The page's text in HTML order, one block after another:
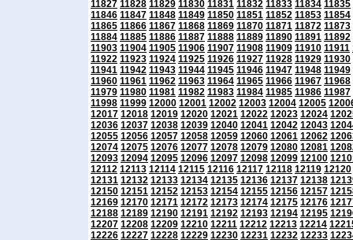
11827 11828 11829 11830 11831 11832 11833 11834 11835
11846 11847 11848 11849 11850 11851 11852 11853 11854
11865 11866 11867 11868 11869 11870 11871 11872 11873
11884 11885 11886 11887 11888 11889 11890 11891 11892
11903 11904 11905 11906 11907 11908 11909 11910 11911
11922 11923 11924 11925 11926 11927 11928 11929 11930
11941 11942 11943 11944 11945 11946 11947 11948 11949
11960 11961 11962 11963 11964 11965 11966 11967 11968
11979 11980 11981 11982 11983 11984 11985 11986 11987
11998 11999 12000 12001 12002 12003 12004 12005
12017 12018 12019 12020 12021 12022 12023 12024
12036 12037 12038 12039 12040 12041 12042 12043
12055 12056 12057 12058 12059 12060 12061 12062
12074 12075 12076 12077 12078 12079 12080 12081
12093 12094 12095 12096 12097 12098 12099 12100
12112 12113 12114 12115 12116 12117 12118 12119 12120
12131 12132 12133 12134 12135 12136 12137 12138
12150 12151 12152 12153 12154 12155 12156 12157
12169 12170 12171 12172 12173 12174 12175 12176
12188 12189 12190 12191 12192 12193 12194 12195
12207 12208 12209 12210 12211 12212 12213 12214
12226 12227 12228 12229 12230 12231 12232 12233